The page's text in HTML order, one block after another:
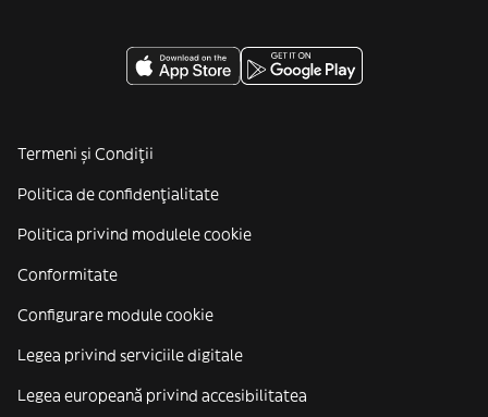
Termeni și Condiții
Politica de confidenţialitate
Politica privind modulele cookie
Conformitate
Configurare module cookie
Legea privind serviciile digitale
Legea europeană privind accesibilitatea